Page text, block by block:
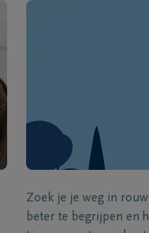
Zoek je je weg in
beter te begrijpen en